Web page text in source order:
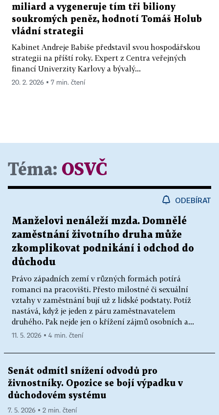
miliard a vygeneruje tím tři biliony
soukromých peněz, hodnotí Tomáš Holub
vládní strategii
Kabinet Andreje Babiše představil svou hospodářskou
strategii na příští roky. Expert z Centra veřejných
financí Univerzity Karlovy a bývalý...
20. 2. 2026 ▪ 7 min. čtení
Téma: OSVČ
ODEBÍRAT
Manželovi nenáleží mzda. Domnělé
zaměstnání životního druha může
zkomplikovat podnikání i odchod do
důchodu
Právo západních zemí v různých formách potírá
romanci na pracovišti. Přesto milostné či sexuální
vztahy v zaměstnání bují už z lidské podstaty. Potíž
nastává, když je jeden z páru zaměstnavatelem
druhého. Pak nejde jen o křížení zájmů osobních a...
11. 5. 2026 ▪ 4 min. čtení
Senát odmítl snížení odvodů pro
živnostníky. Opozice se bojí výpadku v
důchodovém systému
7. 5. 2026 ▪ 2 min. čtení